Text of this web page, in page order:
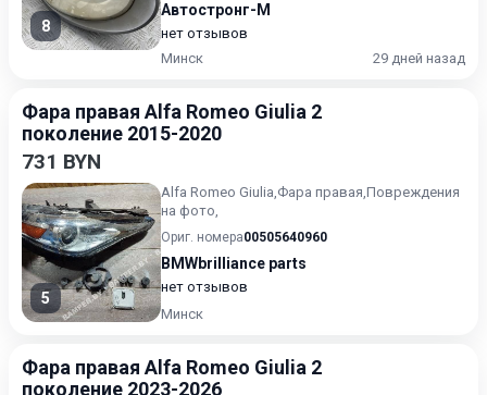
8
Автостронг-М
нет отзывов
Минск
29 дней назад
Фара правая Alfa Romeo Giulia 2
поколение 2015-2020
731 BYN
5
Alfa Romeo Giulia,Фара правая,Повреждения
на фото,
Ориг. номера00505640960
BMWbrilliance parts
нет отзывов
Минск
Фара правая Alfa Romeo Giulia 2
поколение 2023-2026